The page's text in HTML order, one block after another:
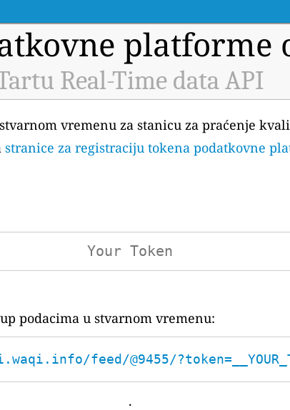
platforme
Real-Time data API
vremenu za stanicu za praćenje
stranice za registraciju tokena podatkovne
podacima u stvarnom vremenu:
feed/@9455/
.